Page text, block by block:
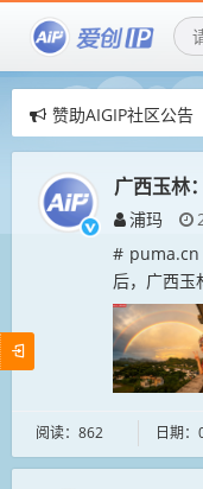
赞助AIGIP社区公告
爱创IP社区，用AI
爱创IP社区，招募社
广西玉林
浦玛
#
后，广西玉
阅读：862 日期